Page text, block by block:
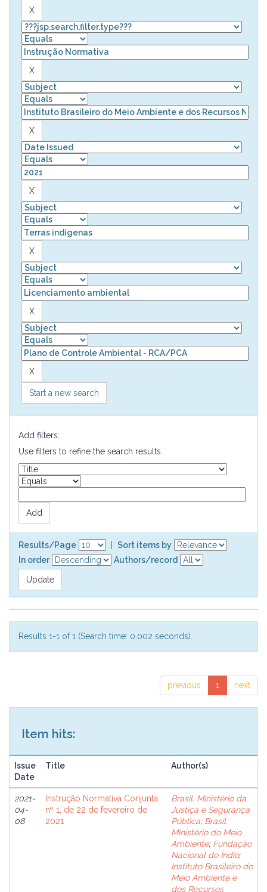
Start a new search
Add filters:
Use filters to refine the search results.
Results/Page
Sort items by
In order
Authors/record
Results 1-1 of 1 (Search time: 0.002 seconds).
previous 1 next
Item hits:
Issue
Date
Title Author(s)
2021-
04-
08
Instrução Normativa Conjunta
nº 1, de 22 de fevereiro de
2021
Brasil. Ministério da
Justiça e Segurança
Pública; Brasil.
Ministério do Meio
Ambiente; Fundação
Nacional do Índio;
Instituto Brasileiro do
Meio Ambiente e
dos Recursos